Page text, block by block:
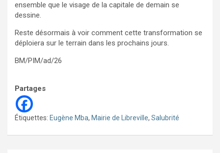
ensemble que le visage de la capitale de demain se
dessine.
Reste désormais à voir comment cette transformation se
déploiera sur le terrain dans les prochains jours.
BM/PIM/ad/26
Partages
Étiquettes: Eugène Mba, Mairie de Libreville, Salubrité